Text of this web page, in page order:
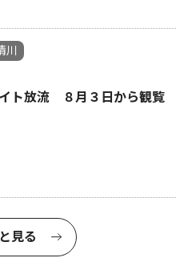
川
ト放流 ８月３日から観覧
見る